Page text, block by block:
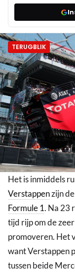
TERUGBLIK
Het is inmiddels
Verstappenzijn
Formule 1. Na 23
tijd rijp om de
promoveren. Het
want Verstappen
tussen beide